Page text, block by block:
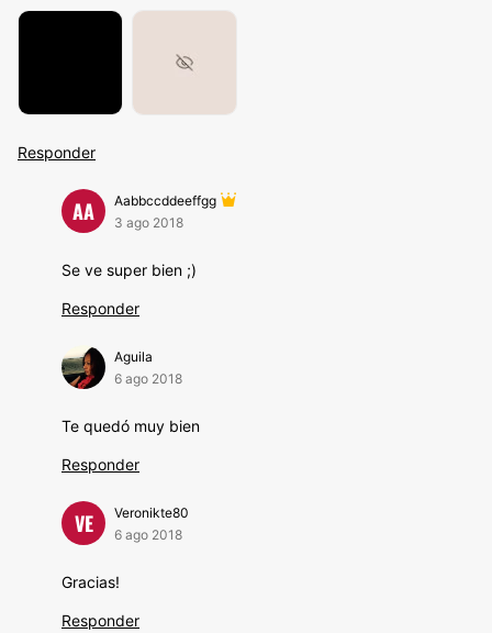
Responder
AA
Aabbccddeeffgg
3 ago 2018
Se ve super bien ;)
Responder
Aguila
6 ago 2018
Te quedó muy bien
Responder
VE
Veronikte80
6 ago 2018
Gracias!
Responder